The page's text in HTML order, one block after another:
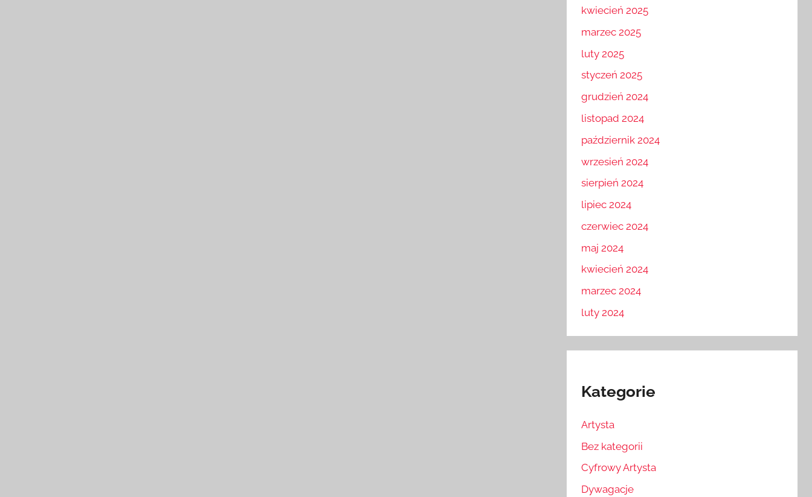
kwiecień 2025
marzec 2025
luty 2025
styczeń 2025
grudzień 2024
listopad 2024
październik 2024
wrzesień 2024
sierpień 2024
lipiec 2024
czerwiec 2024
maj 2024
kwiecień 2024
marzec 2024
luty 2024
Kategorie
Artysta
Bez kategorii
Cyfrowy Artysta
Dywagacje